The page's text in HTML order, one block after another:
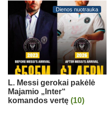
Dienos nuotrauka
L. Messi gerokai pakėlė
Majamio „Inter“
komandos vertę (10)